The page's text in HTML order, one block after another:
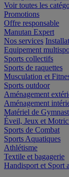
Voir toutes les
Promotions
Offre responsable
Manutan Expert
Nos services
Equipement
Sports collectifs
Sports de raquettes
Musculation et
Sports outdoor
Aménagement
Aménagement
Matériel de
Éveil, Jeux et
Sports de Combat
Sports Aquatiques
Athlétisme
Textile et bagagerie
Handisport et Sport